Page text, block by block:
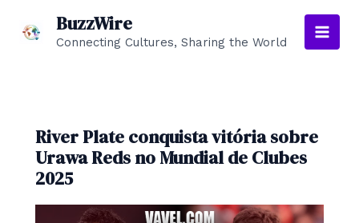
BuzzWire
Connecting Cultures, Sharing the World
Main
River Plate conquista vitória sobre
Urawa Reds no Mundial de Clubes
2025